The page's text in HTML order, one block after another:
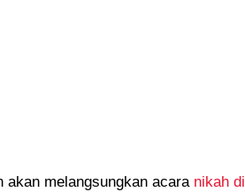
akan melangsungkan acara nikah di